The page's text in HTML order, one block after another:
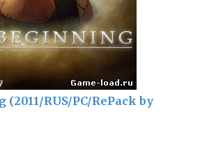
RUS/PC/RePack by